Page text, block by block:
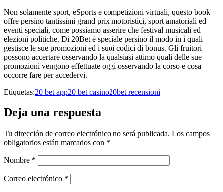
Non solamente sport, eSports e competizioni virtuali, questo book
offre persino tantissimi grand prix motoristici, sport amatoriali ed
eventi speciali, come possiamo asserire che festival musicali ed
elezioni politiche. Di 20Bet è speciale persino il modo in i quali
gestisce le sue promozioni ed i suoi codici di bonus. Gli fruitori
possono accertare osservando la qualsiasi attimo quali delle sue
promozioni vengono effettuate oggi osservando la corso e cosa
occorre fare per accedervi.
Etiquetas:20 bet app20 bet casino20bet recensioni
Deja una respuesta
Tu dirección de correo electrónico no será publicada. Los campos
obligatorios están marcados con *
Nombre *
Correo electrónico *